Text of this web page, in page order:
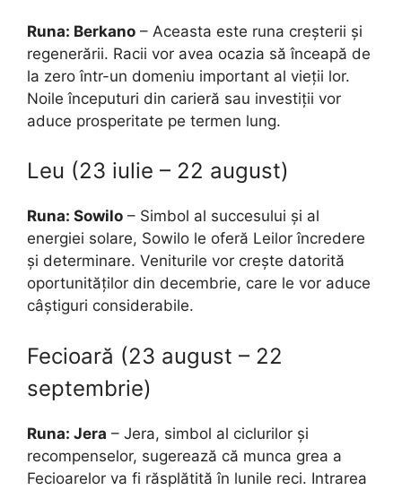
Runa: Berkano – Aceasta este runa creșterii și
regenerării. Racii vor avea ocazia să înceapă de
la zero într-un domeniu important al vieții lor.
Noile începuturi din carieră sau investiții vor
aduce prosperitate pe termen lung.
Leu (23 iulie – 22 august)
Runa: Sowilo – Simbol al succesului și al
energiei solare, Sowilo le oferă Leilor încredere
și determinare. Veniturile vor crește datorită
oportunităților din decembrie, care le vor aduce
câștiguri considerabile.
Fecioară (23 august – 22
septembrie)
Runa: Jera – Jera, simbol al ciclurilor și
recompenselor, sugerează că munca grea a
Fecioarelor va fi răsplătită în lunile reci. Intrarea